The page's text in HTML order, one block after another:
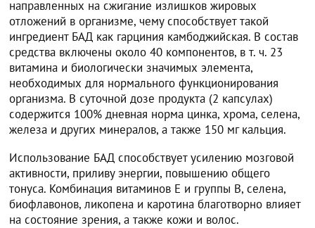
направленных на сжигание излишков жировых
отложений в организме, чему способствует такой
ингредиент БАД как гарциния камбоджийская. В состав
средства включены около 40 компонентов, в т. ч. 23
витамина и биологически значимых элемента,
необходимых для нормального функционирования
организма. В суточной дозе продукта (2 капсулах)
содержится 100% дневная норма цинка, хрома, селена,
железа и других минералов, а также 150 мг кальция.
Использование БАД способствует усилению мозговой
активности, приливу энергии, повышению общего
тонуса. Комбинация витаминов E и группы B, селена,
биофлавонов, ликопена и каротина благотворно влияет
на состояние зрения, а также кожи и волос.